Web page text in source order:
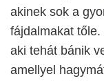
akinek sok a
fájdalmakat
aki tehát bánik
amellyel